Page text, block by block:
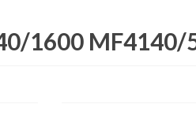
1600 MF4140/